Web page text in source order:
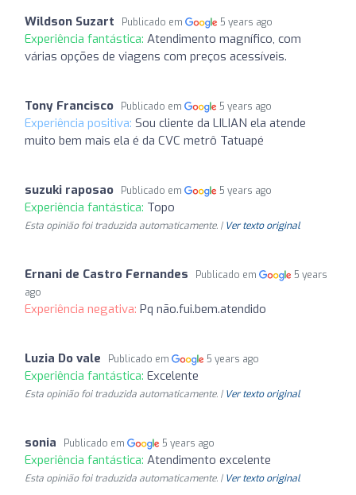
Wildson Suzart Publicado em 5 years ago
Experiência fantástica: Atendimento magnífico, com
várias opções de viagens com preços acessíveis.
Tony Francisco Publicado em 5 years ago
Experiência positiva: Sou cliente da LILIAN ela atende
muito bem mais ela é da CVC metrô Tatuapé
suzuki raposao Publicado em 5 years ago
Experiência fantástica: Topo
Esta opinião foi traduzida automaticamente. | Ver texto original
Ernani de Castro Fernandes Publicado em
5 years
ago
Experiência negativa: Pq não.fui.bem.atendido
Luzia Do vale Publicado em 5 years ago
Experiência fantástica: Excelente
Esta opinião foi traduzida automaticamente. | Ver texto original
sonia Publicado em 5 years ago
Experiência fantástica: Atendimento excelente
Esta opinião foi traduzida automaticamente. | Ver texto original